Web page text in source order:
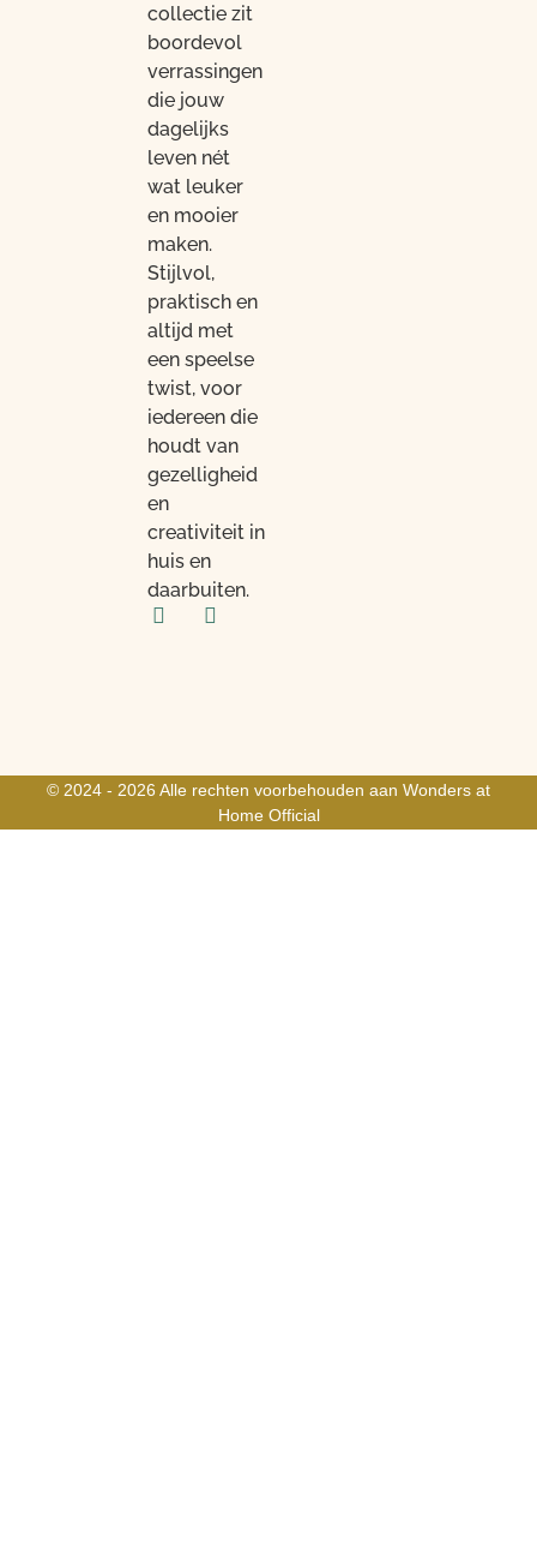
collectie zit
boordevol
verrassingen
die jouw
dagelijks
leven nét
wat leuker
en mooier
maken.
Stijlvol,
praktisch en
altijd met
een speelse
twist, voor
iedereen die
houdt van
gezelligheid
en
creativiteit in
huis en
daarbuiten.
© 2024 - 2026 Alle rechten voorbehouden aan Wonders at
Home Official